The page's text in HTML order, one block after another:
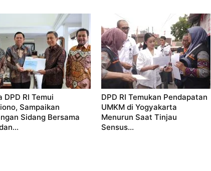
DPD RI Temui
Sampaikan
Sidang Bersama
DPD RI Temukan Pendapatan
UMKM di Yogyakarta
Menurun Saat Tinjau
Sensus...